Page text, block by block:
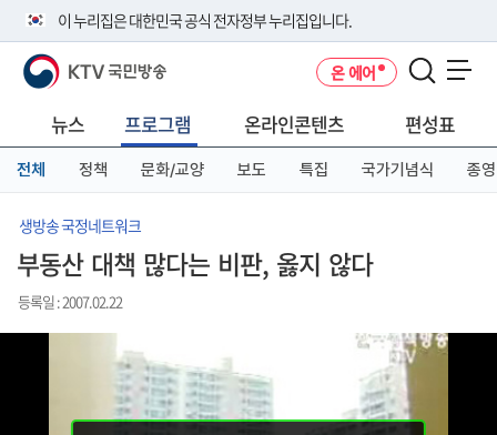
이 누리집은 대한민국 공식 전자정부 누리집입니다.
공식 누리집 주소 확인하기
니다.
이밖에 or.kr 또는 .kr등 다른 도메인 주소를 사용하고 있다면 아래 URL에
서 도메인 주소를 확인해 보세요
KTV 국민방송 온 에어
뉴스 프로그램 온라인콘텐츠 편성표
전체 정책 문화/교양 보도 특집 국가기념식 종영
생방송 국정네트워크
부동산 대책 많다는 비판, 옳지 않다
등록일 : 2007.02.22